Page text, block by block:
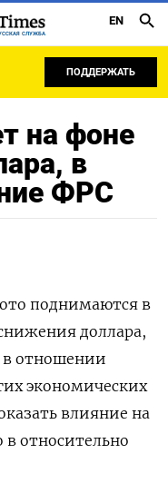
СЛУЖБА
EN
ПОДДЕРЖАТЬ
на фоне
в
ФРС
поднимаются в
доллара,
в отношении
экономических
влияние на
относительно